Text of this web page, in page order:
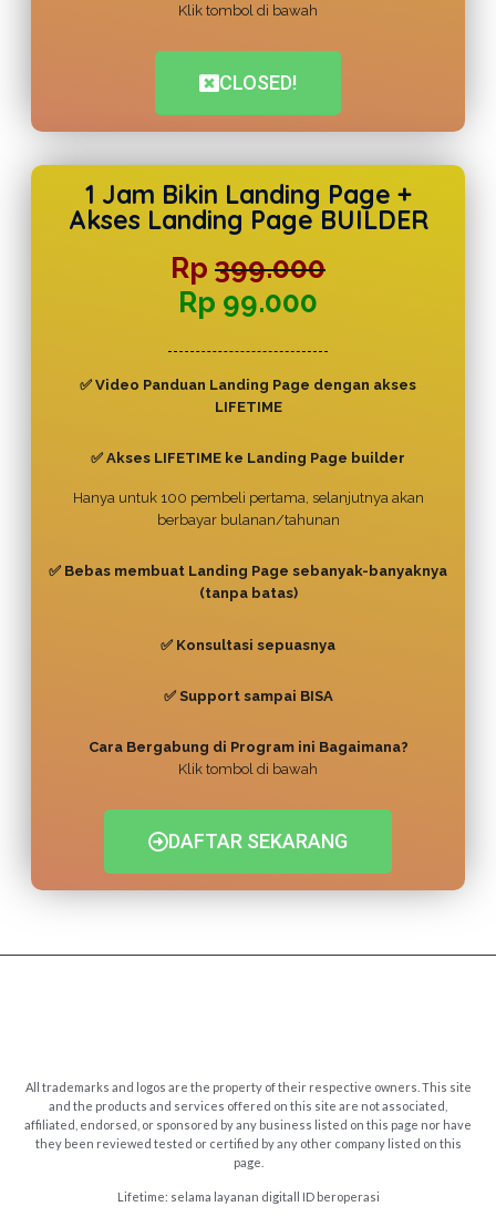
Klik tombol di bawah
CLOSED!
1 Jam Bikin Landing Page +
Akses Landing Page BUILDER
Rp 399.000
Rp 99.000
✅ Video Panduan Landing Page dengan akses
LIFETIME
✅ Akses LIFETIME ke Landing Page builder
Hanya untuk 100 pembeli pertama, selanjutnya akan
berbayar bulanan/tahunan
✅ Bebas membuat Landing Page sebanyak-banyaknya
(tanpa batas)
✅ Konsultasi sepuasnya
✅ Support sampai BISA
Cara Bergabung di Program ini Bagaimana?
Klik tombol di bawah
DAFTAR SEKARANG
All trademarks and logos are the property of their respective owners. This site
and the products and services offered on this site are not associated,
affiliated, endorsed, or sponsored by any business listed on this page nor have
they been reviewed tested or certified by any other company listed on this
page.
Lifetime: selama layanan digitall ID beroperasi